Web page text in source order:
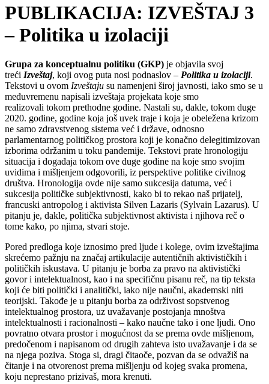
PUBLIKACIJA: IZVEŠTAJ 3
– Politika u izolaciji
Grupa za konceptualnu politiku (GKP) je objavila svoj
treći Izveštaj, koji ovog puta nosi podnaslov – Politika u izolaciji.
Tekstovi u ovom Izveštaju su namenjeni široj javnosti, iako smo se u
međuvremenu napisali izveštaja projekata koje smo
realizovali tokom prethodne godine. Nastali su, dakle, tokom duge
2020. godine, godine koja još uvek traje i koja je obeležena krizom
ne samo zdravstvenog sistema već i države, odnosno
parlamentarnog političkog prostora koji je konačno delegitimizovan
izborima održanim u toku pandemije. Tekstovi prate hronologiju
situacija i događaja tokom ove duge godine na koje smo svojim
uvidima i mišljenjem odgovorili, iz perspektive politike civilnog
društva. Hronologija ovde nije samo sukcesija datuma, već i
sukcesija političke subjektivnosti, kako bi to rekao naš prijatelj,
francuski antropolog i aktivista Silven Lazaris (Sylvain Lazarus). U
pitanju je, dakle, politička subjektivnost aktivista i njihova reč o
tome kako, po njima, stvari stoje.
Pored predloga koje iznosimo pred ljude i kolege, ovim izveštajima
skrećemo pažnju na značaj artikulacije autentičnih aktivističkih i
političkih iskustava. U pitanju je borba za pravo na aktivistički
govor i intelektualnost, kao i na specifičnu pisanu reč, na tip teksta
koji će biti politički i analitički, iako nije naučni, akademski niti
teorijski. Takođe je u pitanju borba za održivost sopstvenog
intelektualnog prostora, uz uvažavanje postojanja mnoštva
intelektualnosti i racionalnosti – kako naučne tako i one ljudi. Ono
povratno otvara prostor i mogućnost da se prema ovde mišljenom,
predočenom i napisanom od drugih zahteva isto uvažavanje i da se
na njega poziva. Stoga si, dragi čitaoče, pozvan da se odvažiš na
čitanje i na otvorenost prema mišljenju od kojeg svaka promena,
koju neprestano prizivaš, mora krenuti.